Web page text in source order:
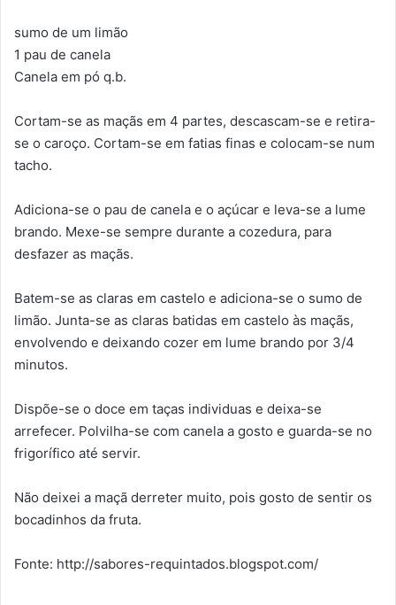
sumo de um limão
1 pau de canela
Canela em pó q.b.
Cortam-se as maçãs em 4 partes, descascam-se e retira-
se o caroço. Cortam-se em fatias finas e colocam-se num
tacho.
Adiciona-se o pau de canela e o açúcar e leva-se a lume
brando. Mexe-se sempre durante a cozedura, para
desfazer as maçãs.
Batem-se as claras em castelo e adiciona-se o sumo de
limão. Junta-se as claras batidas em castelo às maçãs,
envolvendo e deixando cozer em lume brando por 3/4
minutos.
Dispõe-se o doce em taças individuas e deixa-se
arrefecer. Polvilha-se com canela a gosto e guarda-se no
frigorífico até servir.
Não deixei a maçã derreter muito, pois gosto de sentir os
bocadinhos da fruta.
Fonte: http://sabores-requintados.blogspot.com/